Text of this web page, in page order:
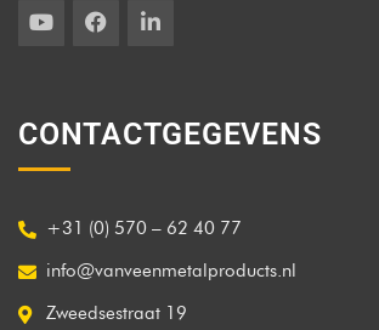
CONTACTGEGEVENS
+31 (0) 570 – 62 40 77
info@vanveenmetalproducts.nl
Zweedsestraat 19